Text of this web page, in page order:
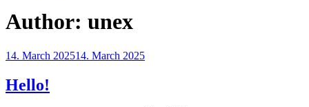
Author: unex
Posted
14. March 202514. March 2025
Hello!